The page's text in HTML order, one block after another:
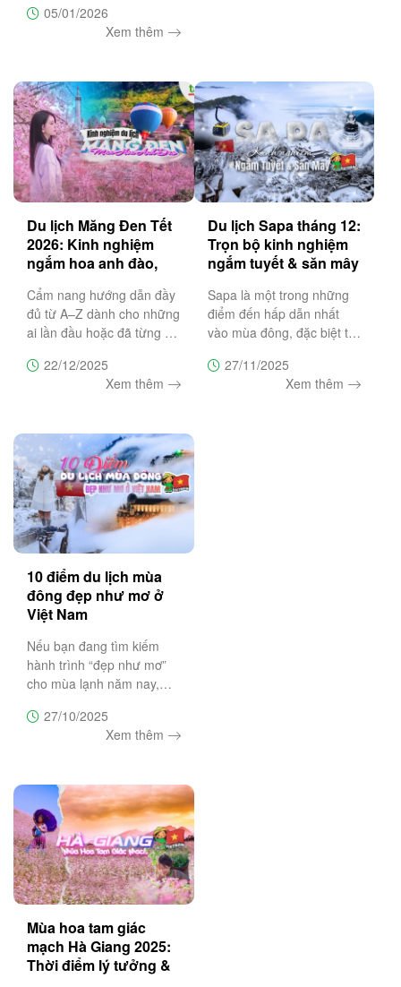
thể bỏ lỡ, bật mí top 20 địa
điểm săn hoa anh đào đẹp
05/01/2026
Xem thêm
Du lịch Măng Đen Tết
2026: Kinh nghiệm
ngắm hoa anh đào,
Cẩm nang hướng dẫn đầy
đủ từ A–Z dành cho những
ai lần đầu hoặc đã từng du
chọn đúng thời điểm, lên
lịch trình hợp lý, ngắm hoa
22/12/2025
Xem thêm
Du lịch Sapa tháng 12:
Trọn bộ kinh nghiệm
ngắm tuyết & săn mây
Sapa là một trong những
điểm đến hấp dẫn nhất
vào mùa đông, đặc biệt từ
du khách có cơ hội săn
tuyết và chiêm ngưỡng
27/11/2025
Xem thêm
10 điểm du lịch mùa
đông đẹp như mơ ở
Việt Nam
Nếu bạn đang tìm kiếm
hành trình “đẹp như mơ”
cho mùa lạnh năm nay,
Tourist khám phá 10 điểm
đến mùa đông tuyệt vời
ca của thiên
27/10/2025
Xem thêm
Mùa hoa tam giác
mạch Hà Giang 2025:
Thời điểm lý tưởng &